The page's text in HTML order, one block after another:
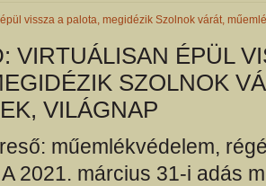
vissza a palota, megidézik Szolnok várát,
VIRTUÁLISAN ÉPÜL
SZOLNOK
VILÁGNAP
műemlékvédelem,
2021. március 31-i adás